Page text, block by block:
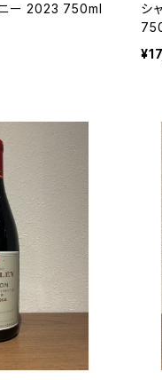
ニー 2023 750ml
シ